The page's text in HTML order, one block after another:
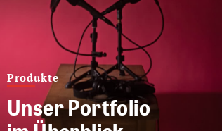
Produkte
Unser Portfolio